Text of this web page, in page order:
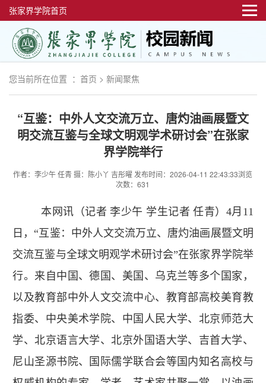
张家界学院首页
您当前所在位置 ： 首页 > 新闻聚焦
“互鉴：中外人文交流万立、唐灼油画展暨文
明交流互鉴与全球文明观学术研讨会”在张家
界学院举行
作者：李少午 任青 摄：陈小丫 吉彤曜 发布时间：2026-04-11 22:43:33浏览
次数：631
本网讯（记者 李少午 学生记者 任青）4月11
日，“互鉴：中外人文交流万立、唐灼油画展暨文明
交流互鉴与全球文明观学术研讨会”在张家界学院举
行。来自中国、德国、美国、乌克兰等多个国家，
以及教育部中外人文交流中心、教育部高校美育教
指委、中央美术学院、中国人民大学、北京师范大
学、北京语言大学、北京外国语大学、吉首大学、
尼山圣源书院、国际儒学联合会等国内知名高校与